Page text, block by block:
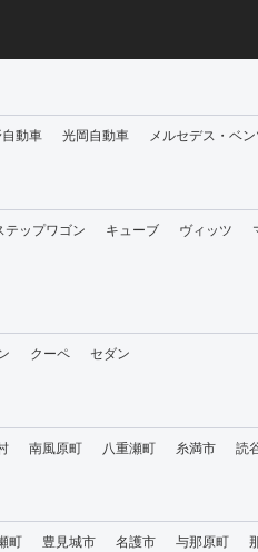
自動車 光岡自動車 メルセデス・ベン
テップワゴン キューブ ヴィッツ
クーペ セダン
南風原町 八重瀬町 糸満市 読
町 豊見城市 名護市 与那原町